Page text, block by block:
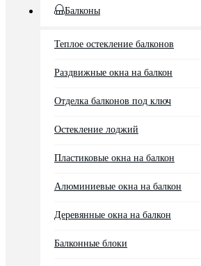
Балконы
Теплое остекление балконов
Раздвижные окна на балкон
Отделка балконов под ключ
Остекление лоджий
Пластиковые окна на балкон
Алюминиевые окна на балкон
Деревянные окна на балкон
Балконные блоки